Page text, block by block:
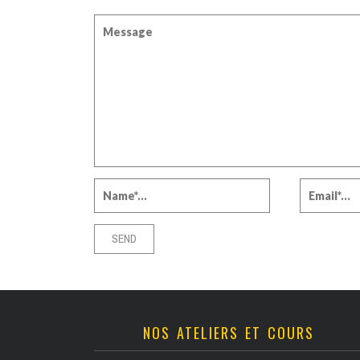
NOS ATELIERS ET COURS